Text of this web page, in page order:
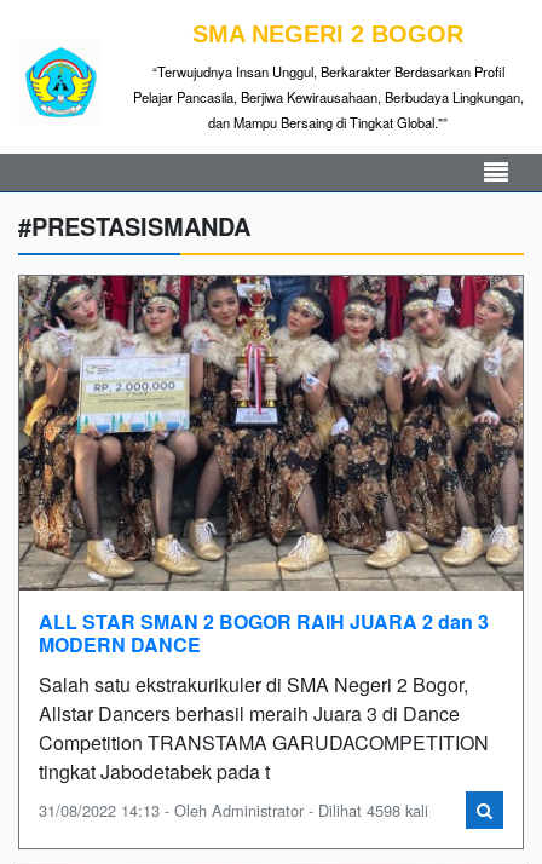
SMA NEGERI 2 BOGOR
“Terwujudnya Insan Unggul, Berkarakter Berdasarkan Profil
Pelajar Pancasila, Berjiwa Kewirausahaan, Berbudaya Lingkungan,
dan Mampu Bersaing di Tingkat Global."”
#PRESTASISMANDA
ALL STAR SMAN 2 BOGOR RAIH JUARA 2 dan 3
MODERN DANCE
Salah satu ekstrakurikuler di SMA Negeri 2 Bogor,
Allstar Dancers berhasil meraih Juara 3 di Dance
Competition TRANSTAMA GARUDACOMPETITION
tingkat Jabodetabek pada t
31/08/2022 14:13 - Oleh Administrator - Dilihat 4598 kali